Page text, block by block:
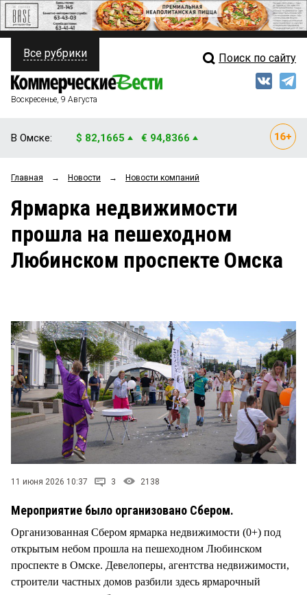
ПОЛИТИКА
ФИНАНСЫ
ОБЩЕСТВО
ЗАКОН
НОВОСТИ КОМПАНИЙ
Свежий выпуск
Мнения
Рейтинги
Блоги
Архив
Все рубрики Поиск по сайту
Воскресенье, 9 Августа
В Омске: $ 82,1665 € 94,8366
Главная → Новости → Новости компаний
Ярмарка недвижимости
прошла на пешеходном
Любинском проспекте Омска
11 июня 2026 10:37 3 2138
Мероприятие было организовано Сбером.
Организованная Сбером ярмарка недвижимости (0+) под
открытым небом прошла на пешеходном Любинском
проспекте в Омске. Девелоперы, агентства недвижимости,
строители частных домов разбили здесь ярмарочный